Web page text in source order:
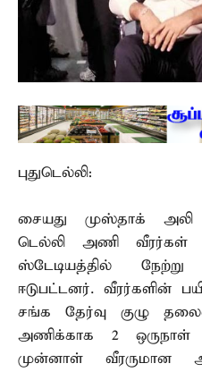
புதுடெல்லி:
சையது முஸ்தாக்
டெல்லி அணி வீரர்கள்
ஸ்டேடியத்தில் நேற்று
ஈடுபட்டனர். வீரர்களின்
சங்க தேர்வு குழு
அணிக்காக 2 ஒருநாள்
முன்னாள் வீரருமான